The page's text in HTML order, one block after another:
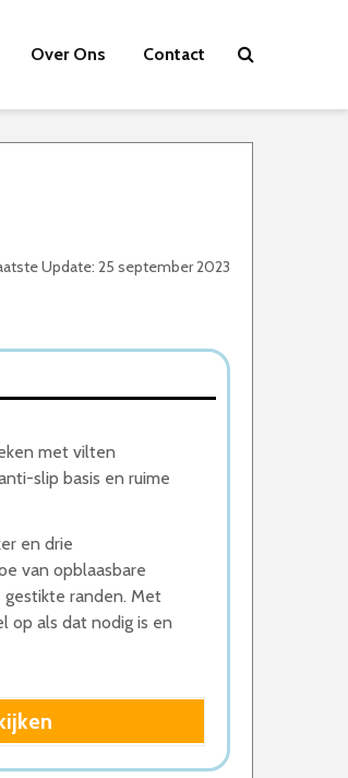
Over Ons Contact
Update: 25 september 2023
met vilten
slip basis en ruime
en drie
van opblaasbare
gestikte randen. Met
op als dat nodig is en